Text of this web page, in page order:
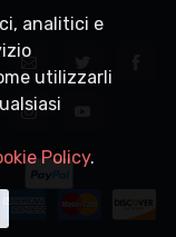
analitici e
utilizzarli
Policy.